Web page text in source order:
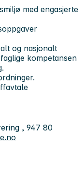
med engasjerte
og nasjonalt
kompetansen
, 947 80